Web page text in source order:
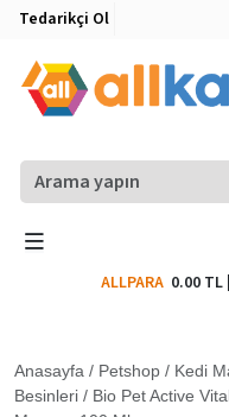
Tedarikçi Ol
ALLPARA 0.00 TL|
Anasayfa / Petshop / Kedi
Besinleri / Bio Pet Active